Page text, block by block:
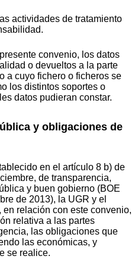
actividades de tratamiento
convenio, los datos
o devueltos a la parte
a cuyo fichero o ficheros se
los distintos soportes o
datos pudieran constar.
y obligaciones de
en el artículo 8 b) de
de transparencia,
y buen gobierno (BOE
de 2013), la UGR y el
relación con este convenio,
relativa a las partes
las obligaciones que
las económicas, y
se realice.